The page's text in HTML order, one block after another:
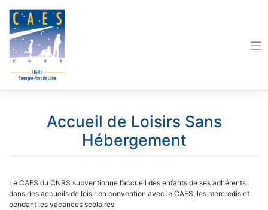
content
Accueil de Loisirs Sans
Hébergement
Le CAES du CNRS subventionne l’accueil des enfants de ses adhérents
dans des accueils de loisir en convention avec le CAES, les mercredis et
pendant les vacances scolaires